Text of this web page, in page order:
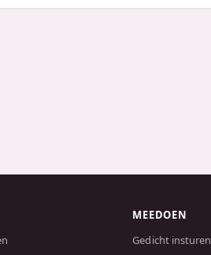
MEEDOEN
Gedicht insturen